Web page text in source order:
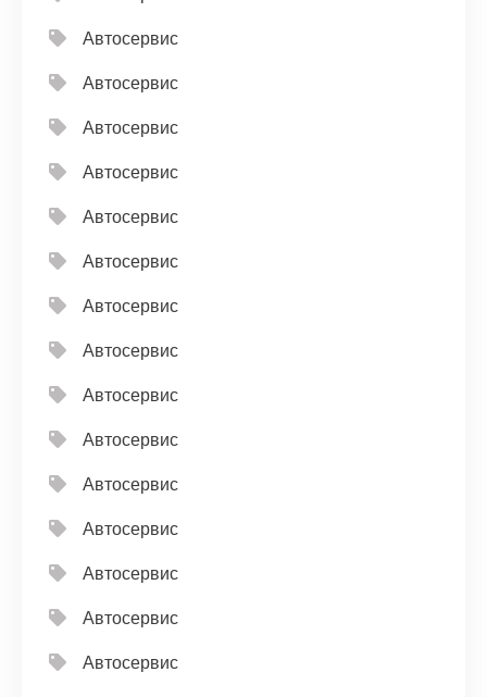
Автосервис
Автосервис
Автосервис
Автосервис
Автосервис
Автосервис
Автосервис
Автосервис
Автосервис
Автосервис
Автосервис
Автосервис
Автосервис
Автосервис
Автосервис